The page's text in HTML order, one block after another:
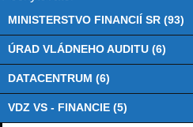
MINISTERSTVO FINANCIÍ SR (93)
ÚRAD VLÁDNEHO AUDITU (6)
DATACENTRUM (6)
VDZ VS - FINANCIE (5)